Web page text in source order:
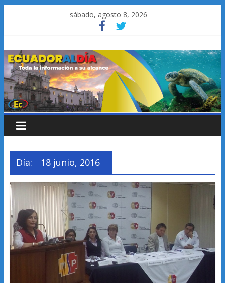
sábado, agosto 8, 2026
Día: 18 junio, 2016